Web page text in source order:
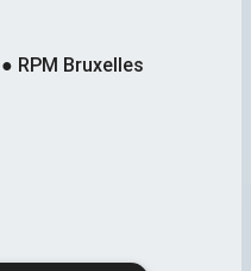
RPM Bruxelles